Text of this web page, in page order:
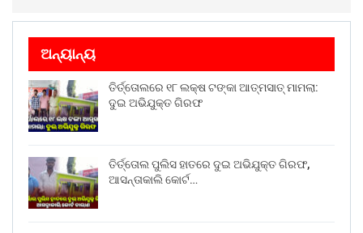
ଅନ୍ୟାନ୍ୟ
ତିର୍ତ୍ତୋଲରେ ୧୮ ଲକ୍ଷ ଟଙ୍କା ଆତ୍ମସାତ୍ ମାମଲା:
ଦୁଇ ଅଭିଯୁକ୍ତ ଗିରଫ
ତିର୍ତ୍ତୋଲ ପୁଲିସ ହାତରେ ଦୁଇ ଅଭିଯୁକ୍ତ ଗିରଫ,
ଆସନ୍ତାକାଲି କୋର୍ଟ…